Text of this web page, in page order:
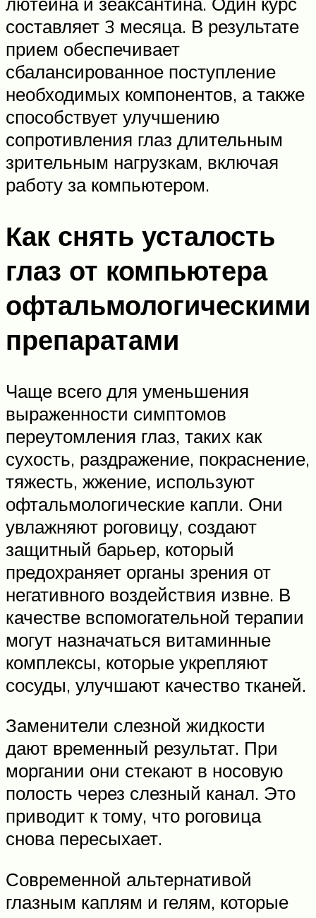
составляет 3 месяца. В результате
прием обеспечивает
сбалансированное поступление
необходимых компонентов, а также
способствует улучшению
сопротивления глаз длительным
зрительным нагрузкам, включая
работу за компьютером.
Как снять усталость
глаз от компьютера
офтальмологическими
препаратами
Чаще всего для уменьшения
выраженности симптомов
переутомления глаз, таких как
сухость, раздражение, покраснение,
тяжесть, жжение, используют
офтальмологические капли. Они
увлажняют роговицу, создают
защитный барьер, который
предохраняет органы зрения от
негативного воздействия извне. В
качестве вспомогательной терапии
могут назначаться витаминные
комплексы, которые укрепляют
сосуды, улучшают качество тканей.
Заменители слезной жидкости
дают временный результат. При
моргании они стекают в носовую
полость через слезный канал. Это
приводит к тому, что роговица
снова пересыхает.
Современной альтернативой
глазным каплям и гелям, которые